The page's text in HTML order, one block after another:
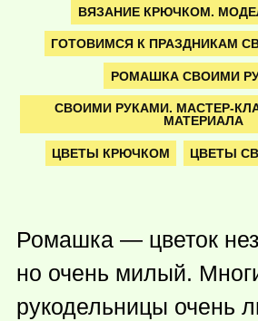
ВЯЗАНИЕ КРЮЧКОМ.
ГОТОВИМСЯ К ПРАЗДНИКАМ
РОМАШКА СВОИМИ
СВОИМИ РУКАМИ. МАСТЕР-
МАТЕРИАЛА
ЦВЕТЫ КРЮЧКОМ ЦВЕТЫ
Ромашка — цветок
но очень милый.
рукодельницы очень